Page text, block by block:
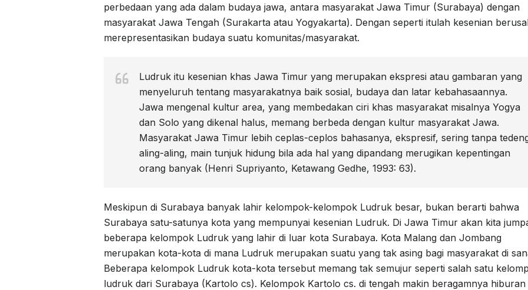
perbedaan yang ada dalam budaya jawa, antara masyarakat Jawa Timur (Surabaya) dengan
masyarakat Jawa Tengah (Surakarta atau Yogyakarta). Dengan seperti itulah kesenian
merepresentasikan budaya suatu komunitas/masyarakat.
Ludruk itu kesenian khas Jawa Timur yang merupakan ekspresi atau gambaran yang
menyeluruh tentang masyarakatnya baik sosial, budaya dan latar kebahasaannya.
Jawa mengenal kultur area, yang membedakan ciri khas masyarakat misalnya Yogya
dan Solo yang dikenal halus, memang berbeda dengan kultur masyarakat Jawa.
Masyarakat Jawa Timur lebih ceplas-ceplos bahasanya, ekspresif, sering tanpa
aling-aling, main tunjuk hidung bila ada hal yang dipandang merugikan kepentingan
orang banyak (Henri Supriyanto, Ketawang Gedhe, 1993: 63).
Meskipun di Surabaya banyak lahir kelompok-kelompok Ludruk besar, bukan berarti bahwa
Surabaya satu-satunya kota yang mempunyai kesenian Ludruk. Di Jawa Timur akan kita
beberapa kelompok Ludruk yang lahir di luar kota Surabaya. Kota Malang dan Jombang
merupakan kota-kota di mana Ludruk merupakan suatu yang tak asing bagi masyarakat di
Beberapa kelompok Ludruk kota-kota tersebut memang tak semujur seperti salah satu
ludruk dari Surabaya (Kartolo cs). Kelompok Kartolo cs. di tengah makin beragamnya hiburan